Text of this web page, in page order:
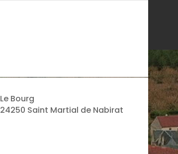
Le Bourg
24250 Saint Martial de Nabirat